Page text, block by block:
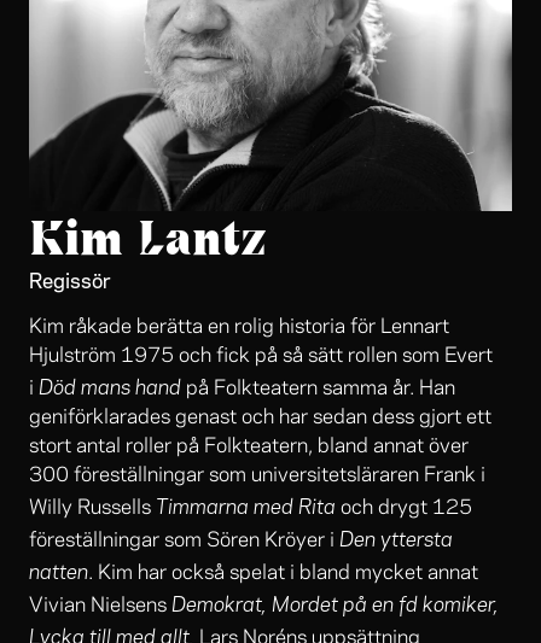
Kim Lantz
Regissör
Kim råkade berätta en rolig historia för Lennart
Hjulström 1975 och fick på så sätt rollen som Evert
i Död mans hand på Folkteatern samma år. Han
geniförklarades genast och har sedan dess gjort ett
stort antal roller på Folkteatern, bland annat över
300 föreställningar som universitetsläraren Frank i
Willy Russells Timmarna med Rita och drygt 125
föreställningar som Sören Kröyer i Den yttersta
natten. Kim har också spelat i bland mycket annat
Vivian Nielsens Demokrat, Mordet på en fd komiker,
Lycka till med allt,
Lars Noréns uppsättning